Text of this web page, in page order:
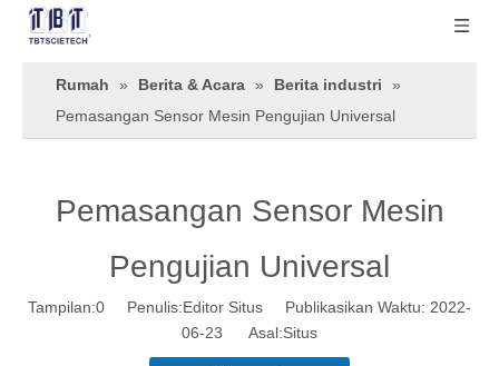
Rumah » Berita & Acara » Berita industri
»
Pemasangan Sensor Mesin Pengujian Universal
Pemasangan Sensor Mesin
Pengujian Universal
Tampilan:0 Penulis:Editor Situs Publikasikan Waktu: 2022-
06-23 Asal:Situs